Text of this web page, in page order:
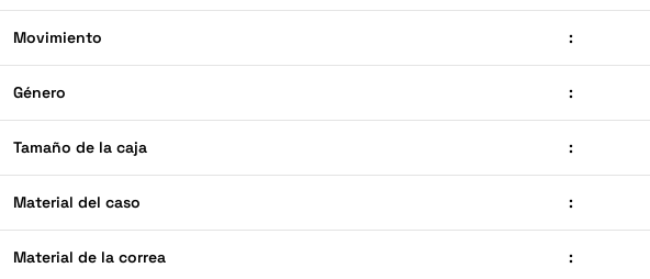
Movimiento :
Género :
Tamaño de la caja :
Material del caso :
Material de la correa :